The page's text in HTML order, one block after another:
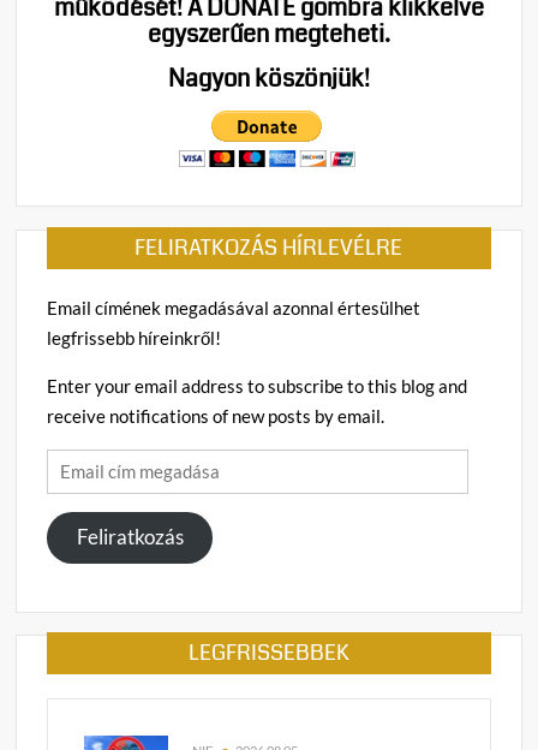
működését!A DONATE gombra klikkelve
egyszerűen megteheti.
Nagyon köszönjük!
FELIRATKOZÁS HÍRLEVÉLRE
Email címének megadásával azonnal értesülhet
legfrissebb híreinkről!
Enter your email address to subscribe to this blog and
receive notifications of new posts by email.
Email
cím
megadása
Feliratkozás
LEGFRISSEBBEK